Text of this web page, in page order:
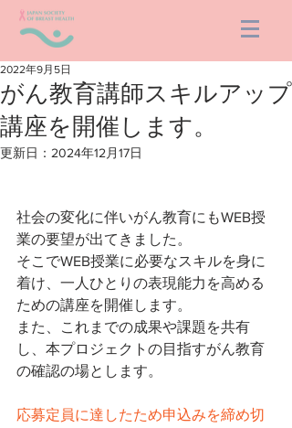
がん教育講師スキルアップ
講座を開催します。
2022年9月5日
更新日： 2024年12月17日
社会の変化に伴いがん教育にもWEB授
業の要望が出てきました。
そこでWEB授業に必要なスキルを身に
着け、一人ひとりの表現能力を高める
ための講座を開催します。
また、これまでの成果や課題を共有
し、本プロジェクトの目指すがん教育
の確認の場とします。
応募定員に達したため申込みを締め切